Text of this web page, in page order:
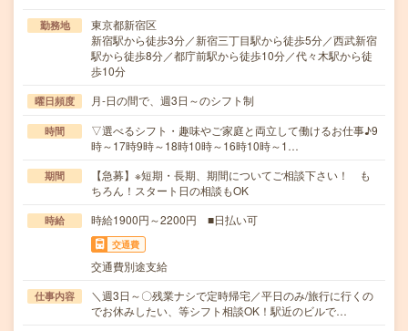
勤務地
東京都新宿区
新宿駅から徒歩3分／新宿三丁目駅から徒歩5分／西武新宿
駅から徒歩8分／都庁前駅から徒歩10分／代々木駅から徒
歩10分
曜日頻度 月-日の間で、週3日～のシフト制
時間
▽選べるシフト・趣味やご家庭と両立して働けるお仕事♪9
時～17時9時～18時10時～16時10時～1…
期間
【急募】※短期・長期、期間についてご相談下さい！ も
ちろん！スタート日の相談もOK
時給 時給1900円～2200円 ■日払い可
交通費
交通費別途支給
仕事内容
＼週3日～〇残業ナシで定時帰宅／平日のみ/旅行に行くの
でお休みしたい、等シフト相談OK！駅近のビルで…